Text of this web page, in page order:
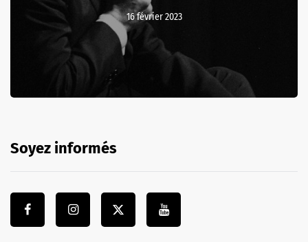
16 février 2023
Soyez informés